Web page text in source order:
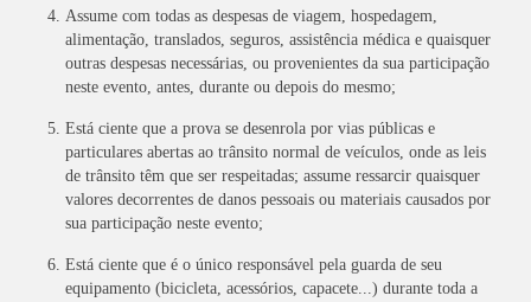
Assume com todas as despesas de viagem, hospedagem,
alimentação, translados, seguros, assistência médica e quaisquer
outras despesas necessárias, ou provenientes da sua participação
neste evento, antes, durante ou depois do mesmo;
Está ciente que a prova se desenrola por vias públicas e
particulares abertas ao trânsito normal de veículos, onde as leis
de trânsito têm que ser respeitadas; assume ressarcir quaisquer
valores decorrentes de danos pessoais ou materiais causados por
sua participação neste evento;
Está ciente que é o único responsável pela guarda de seu
equipamento (bicicleta, acessórios, capacete...) durante toda a